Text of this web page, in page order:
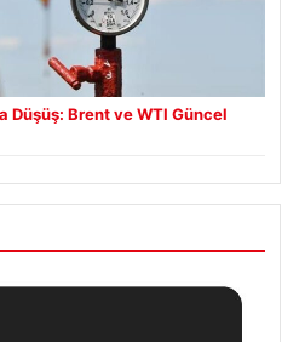
Düşüş: Brent ve WTI Güncel